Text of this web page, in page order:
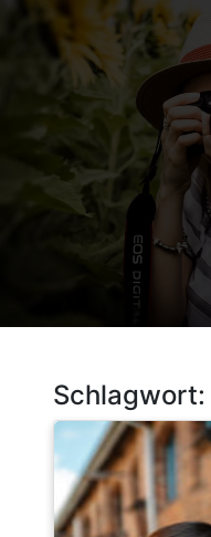
springen
Schlagwort: